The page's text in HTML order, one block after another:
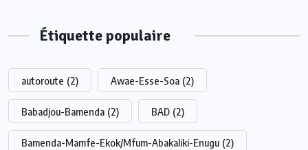
Étiquette populaire
autoroute (2) Awae-Esse-Soa (2)
Babadjou-Bamenda (2) BAD (2)
Bamenda-Mamfe-Ekok/Mfum-Abakaliki-Enugu (2)